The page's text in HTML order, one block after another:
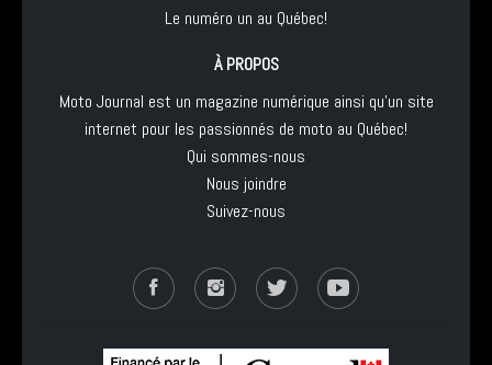
Le numéro un au Québec!
À PROPOS
Moto Journal est un magazine numérique ainsi qu'un site
internet pour les passionnés de moto au Québec!
Qui sommes-nous
Nous joindre
Suivez-nous